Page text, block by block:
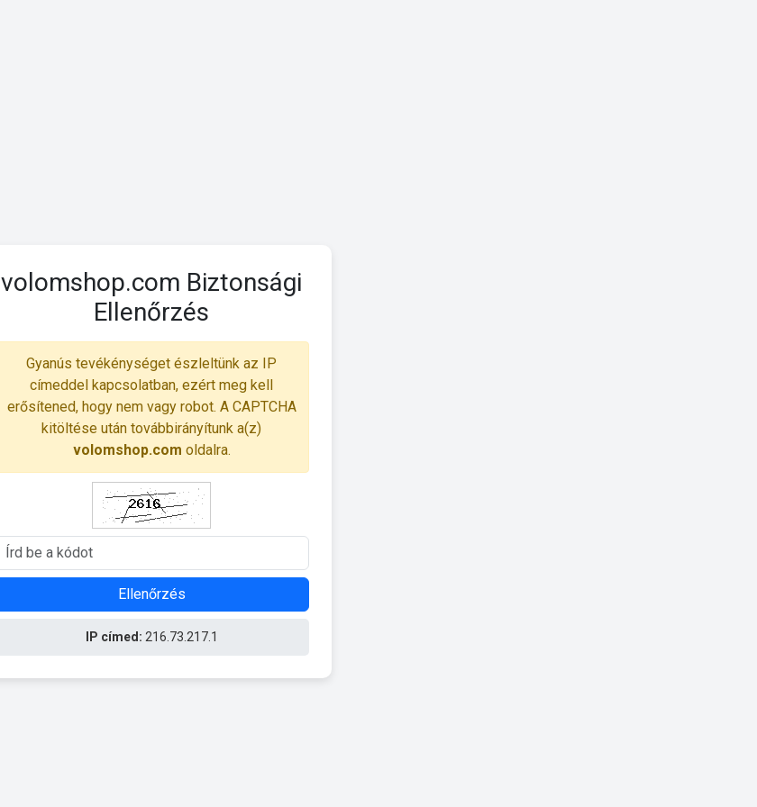
volomshop.com Biztonsági
Ellenőrzés
Gyanús tevékénységet észleltünk az IP
címeddel kapcsolatban, ezért meg kell
erősítened, hogy nem vagy robot. A CAPTCHA
kitöltése után továbbirányítunk a(z)
volomshop.com oldalra.
Ellenőrzés
IP címed: 216.73.217.1